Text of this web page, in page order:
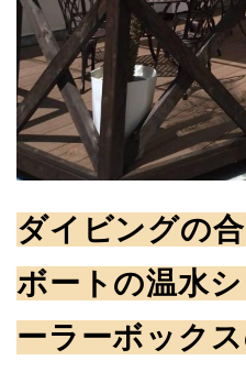
ダイビングの合
ボートの温水
ーラーボック